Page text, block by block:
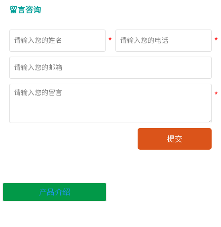
留言咨询
提交
产品介绍